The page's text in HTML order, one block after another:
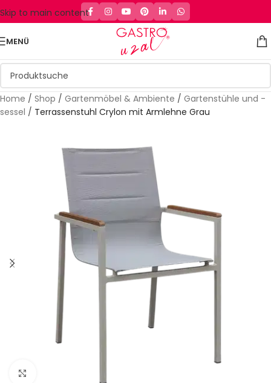
Skip to main content
MENÜ
Home / Shop / Gartenmöbel & Ambiente / Gartenstühle und -
sessel / Terrassenstuhl Crylon mit Armlehne Grau